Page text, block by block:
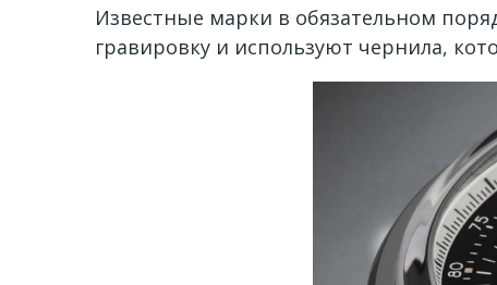
Известные марки в обязательном
гравировку и используют чернила,